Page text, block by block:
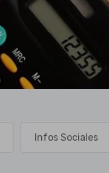
Infos Sociales